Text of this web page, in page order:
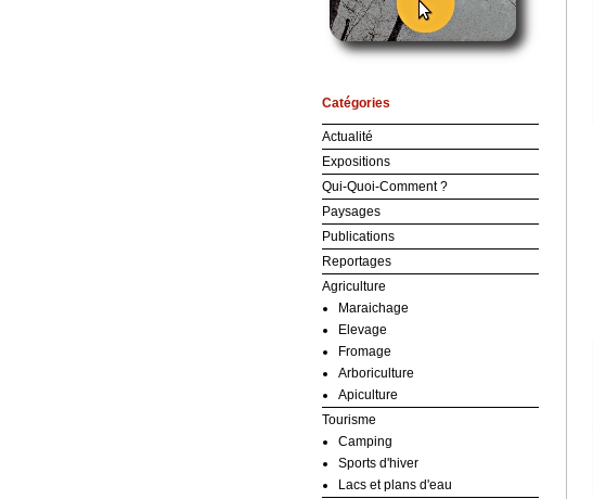
Catégories
Actualité
Expositions
Qui-Quoi-Comment ?
Paysages
Publications
Reportages
Agriculture
Maraichage
Elevage
Fromage
Arboriculture
Apiculture
Tourisme
Camping
Sports d'hiver
Lacs et plans d'eau